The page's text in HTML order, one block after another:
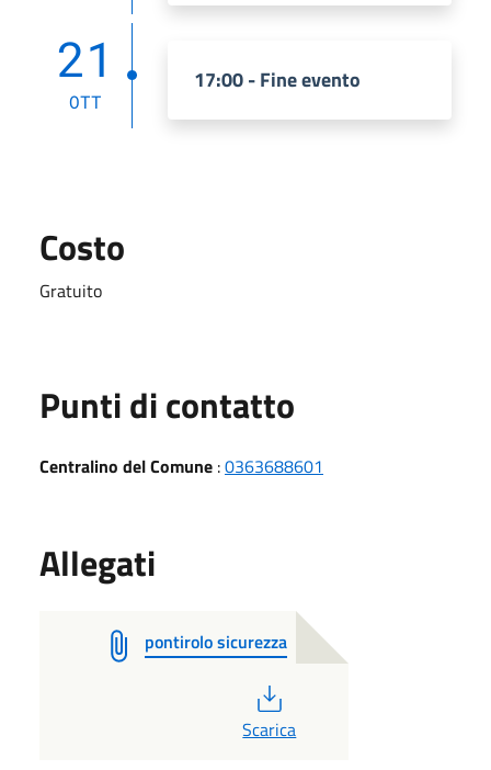
21
OTT
17:00 - Fine evento
Costo
Gratuito
Punti di contatto
Centralino del Comune :0363688601
Allegati
pontirolo sicurezza
Scarica